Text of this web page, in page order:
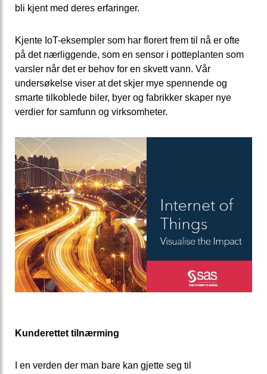
bli kjent med deres erfaringer.
Kjente IoT-eksempler som har florert frem til nå er ofte
på det nærliggende, som en sensor i potteplanten som
varsler når det er behov for en skvett vann. Vår
undersøkelse viser at det skjer mye spennende og
smarte tilkoblede biler, byer og fabrikker skaper nye
verdier for samfunn og virksomheter.
Kunderettet tilnærming
I en verden der man bare kan gjette seg til